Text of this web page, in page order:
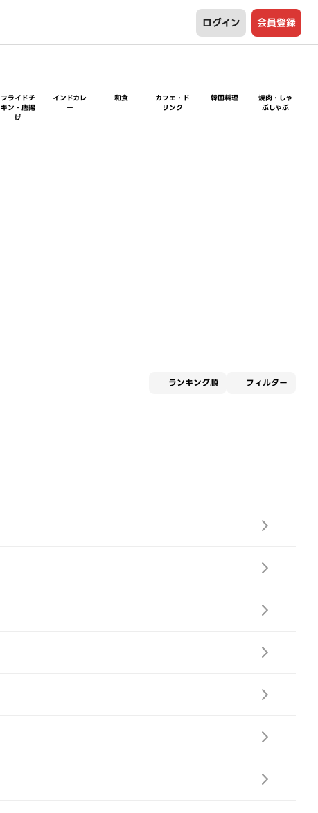
ログイン 会員登録
フライドチ
キン・唐揚
げ
インドカレ
ー
和食
カフェ・ド
リンク
韓国料理
焼肉・しゃ
ぶしゃぶ
ランキング順 フィルター